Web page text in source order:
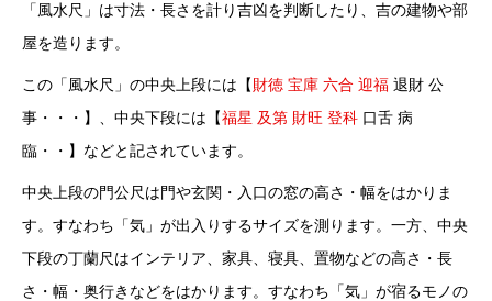
「風水尺」は寸法・長さを計り吉凶を判断したり、吉の建物や部
屋を造ります。
この「風水尺」の中央上段には【財徳 宝庫 六合 迎福 退財 公
事・・・】、中央下段には【福星 及第 財旺 登科 口舌 病
臨・・】などと記されています。
中央上段の門公尺は門や玄関・入口の窓の高さ・幅をはかりま
す。すなわち「気」が出入りするサイズを測ります。一方、中央
下段の丁蘭尺はインテリア、家具、寝具、置物などの高さ・長
さ・幅・奥行きなどをはかります。すなわち「気」が宿るモノの